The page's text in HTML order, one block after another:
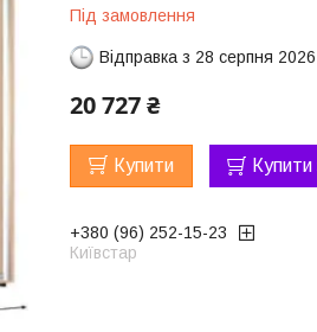
Під замовлення
Відправка з 28 серпня 2026
20 727 ₴
Купити Купити
+380 (96) 252-15-23
Київстар